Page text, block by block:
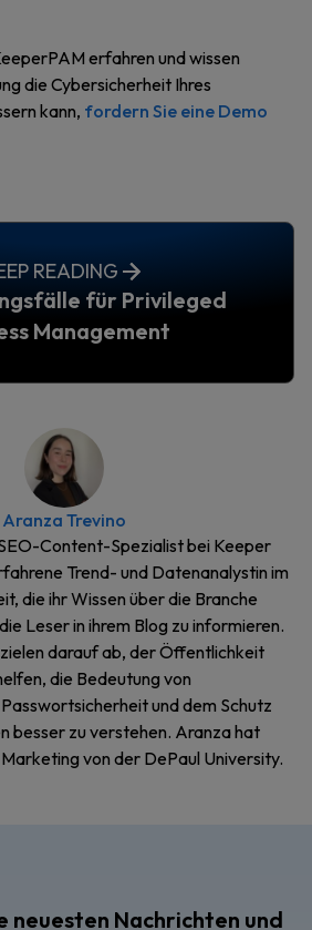
erfahren und wissen
die Cybersicherheit Ihres
kann, fordern Sie eine Demo
READING
für Privileged
Management
Aranza Trevino
Content-Spezialist bei Keeper
Trend- und Datenanalystin im
die ihr Wissen über die Branche
Leser in ihrem Blog zu informieren.
darauf ab, der Öffentlichkeit
die Bedeutung von
und dem Schutz
besser zu verstehen. Aranza hat
von der DePaul University.
neuesten Nachrichten und